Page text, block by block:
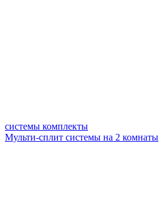
системы комплекты
Мульти-сплит системы на 2 комнаты